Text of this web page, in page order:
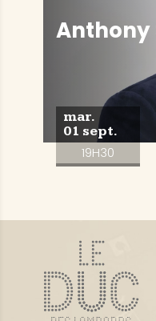
Anthony
mar.
01 sept.
19H30